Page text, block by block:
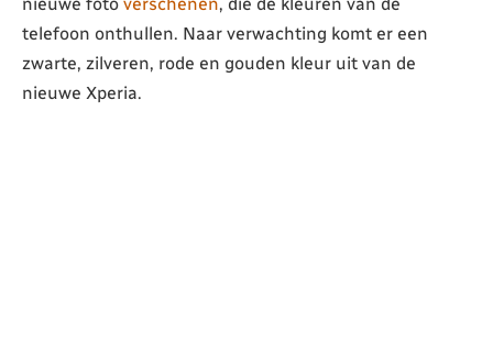
nieuwe foto verschenen, die de kleuren van de
telefoon onthullen. Naar verwachting komt er een
zwarte, zilveren, rode en gouden kleur uit van de
nieuwe Xperia.